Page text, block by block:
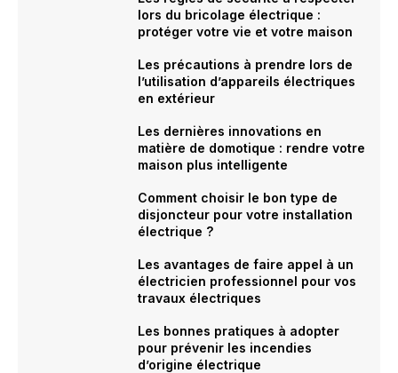
lors du bricolage électrique :
protéger votre vie et votre maison
Les précautions à prendre lors de
l’utilisation d’appareils électriques
en extérieur
Les dernières innovations en
matière de domotique : rendre votre
maison plus intelligente
Comment choisir le bon type de
disjoncteur pour votre installation
électrique ?
Les avantages de faire appel à un
électricien professionnel pour vos
travaux électriques
Les bonnes pratiques à adopter
pour prévenir les incendies
d’origine électrique